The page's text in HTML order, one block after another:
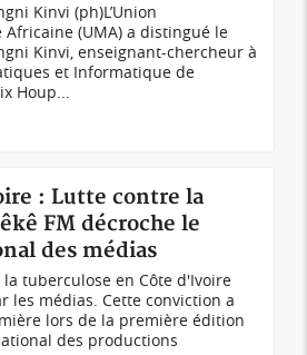
Kinvi (ph)L’Union
(UMA) a distingué le
Kinvi, enseignant-chercheur à
et Informatique de
Houp...
: Lutte contre la
FM décroche le
des médias
tuberculose en Côte d'Ivoire
les médias. Cette conviction a
lors de la première édition
des productions